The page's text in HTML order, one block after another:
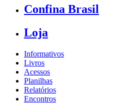
Confina Brasil
Loja
Informativos
Livros
Acessos
Planilhas
Relatórios
Encontros